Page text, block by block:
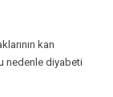
kan
nedenle diyabeti